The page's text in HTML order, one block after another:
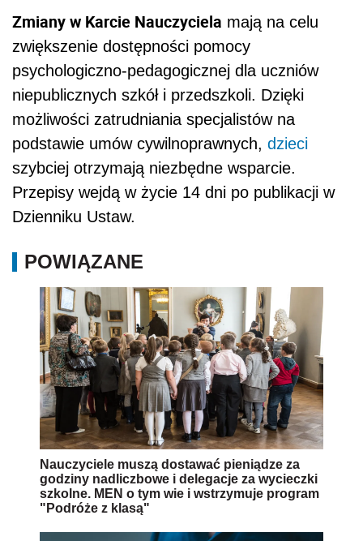
Zmiany w Karcie Nauczyciela mają na celu
zwiększenie dostępności pomocy
psychologiczno-pedagogicznej dla uczniów
niepublicznych szkół i przedszkoli. Dzięki
możliwości zatrudniania specjalistów na
podstawie umów cywilnoprawnych, dzieci
szybciej otrzymają niezbędne wsparcie.
Przepisy wejdą w życie 14 dni po publikacji w
Dzienniku Ustaw.
POWIĄZANE
Nauczyciele muszą dostawać pieniądze za
godziny nadliczbowe i delegacje za wycieczki
szkolne. MEN o tym wie i wstrzymuje program
"Podróże z klasą"